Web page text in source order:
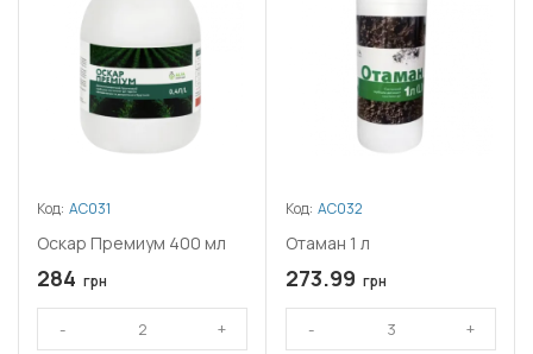
Код: АС031
Оскар Премиум 400 мл
284 грн
Код: АС032
Отаман 1 л
273.99 грн